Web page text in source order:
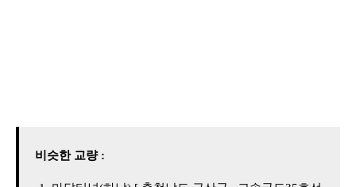
비슷한 교량 :